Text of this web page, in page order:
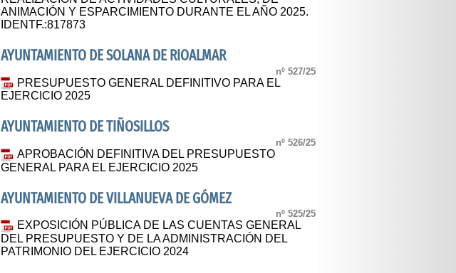
ANIMACIÓN Y ESPARCIMIENTO DURANTE EL AÑO 2025.
IDENTF.:817873
AYUNTAMIENTO DE SOLANA DE RIOALMAR
nº 527/25
PRESUPUESTO GENERAL DEFINITIVO PARA EL
EJERCICIO 2025
AYUNTAMIENTO DE TIÑOSILLOS
nº 526/25
APROBACIÓN DEFINITIVA DEL PRESUPUESTO
GENERAL PARA EL EJERCICIO 2025
AYUNTAMIENTO DE VILLANUEVA DE GÓMEZ
nº 525/25
EXPOSICIÓN PÚBLICA DE LAS CUENTAS GENERAL
DEL PRESUPUESTO Y DE LA ADMINISTRACIÓN DEL
PATRIMONIO DEL EJERCICIO 2024